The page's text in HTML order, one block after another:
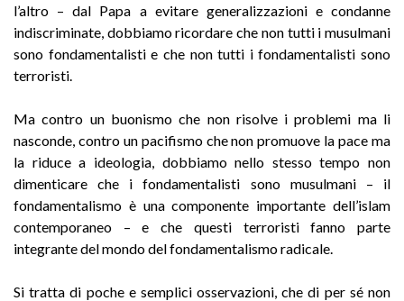
l’altro – dal Papa a evitare generalizzazioni e condanne
indiscriminate, dobbiamo ricordare che non tutti i musulmani
sono fondamentalisti e che non tutti i fondamentalisti sono
terroristi.
Ma contro un buonismo che non risolve i problemi ma li
nasconde, contro un pacifismo che non promuove la pace ma
la riduce a ideologia, dobbiamo nello stesso tempo non
dimenticare che i fondamentalisti sono musulmani – il
fondamentalismo è una componente importante dell’islam
contemporaneo – e che questi terroristi fanno parte
integrante del mondo del fondamentalismo radicale.
Si tratta di poche e semplici osservazioni, che di per sé non